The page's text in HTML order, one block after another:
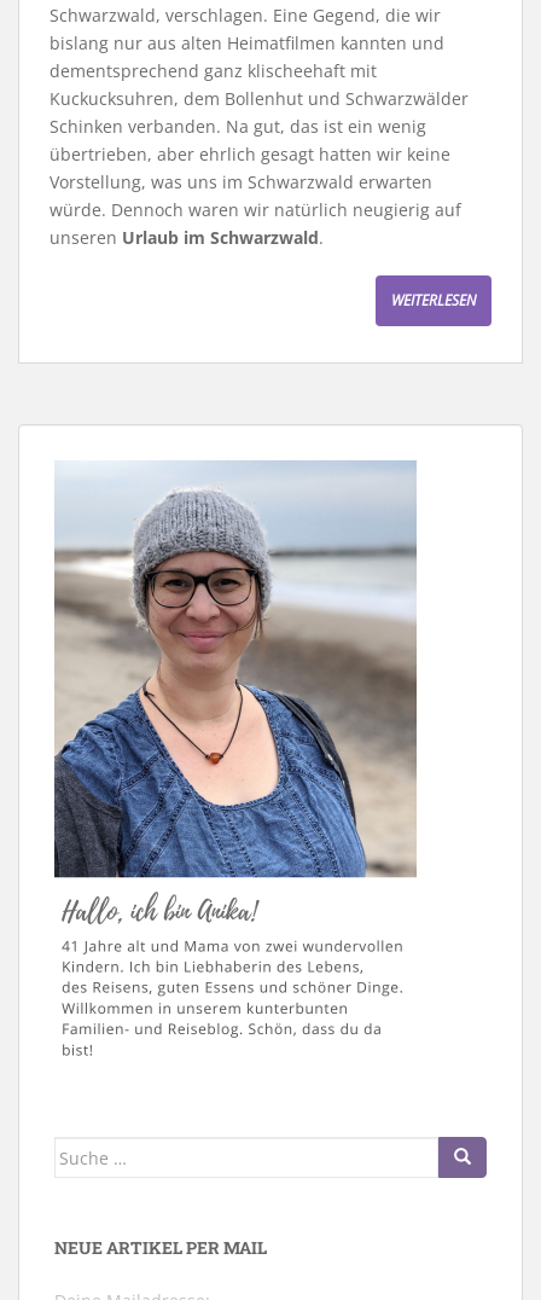
Schwarzwald, verschlagen. Eine Gegend, die wir
bislang nur aus alten Heimatfilmen kannten und
dementsprechend ganz klischeehaft mit
Kuckucksuhren, dem Bollenhut und Schwarzwälder
Schinken verbanden. Na gut, das ist ein wenig
übertrieben, aber ehrlich gesagt hatten wir keine
Vorstellung, was uns im Schwarzwald erwarten
würde. Dennoch waren wir natürlich neugierig auf
unseren Urlaub im Schwarzwald.
WEITERLESEN
Suche
NEUE ARTIKEL PER MAIL